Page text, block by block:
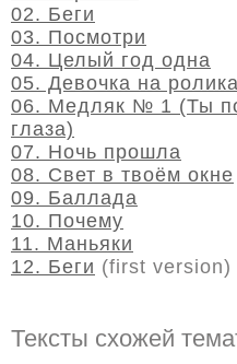
02. Беги
03. Посмотри
04. Целый год одна
05. Девочка на
06. Медляк № 1 (Ты
глаза)
07. Ночь прошла
08. Свет в твоём окне
09. Баллада
10. Почему
11. Маньяки
12. Беги (first version)
Тексты схожей